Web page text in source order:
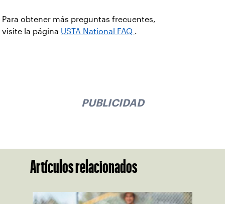
Para obtener más preguntas frecuentes,
visite la página USTA National FAQ .
PUBLICIDAD
Artículos relacionados